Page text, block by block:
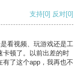
支持[0] 反对[0]
看视频、玩游戏还是工
卡顿了。以前出差的时
了这个app，我再也不